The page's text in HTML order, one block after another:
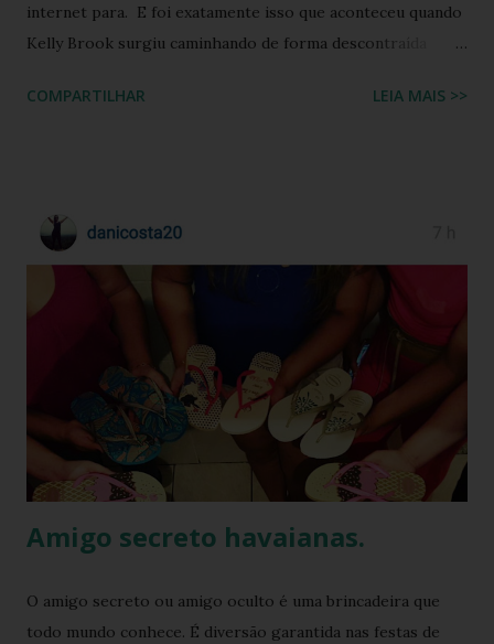
internet para. E foi exatamente isso que aconteceu quando
Kelly Brook surgiu caminhando de forma descontraída
que se tornou rapidamente uma inspiração para fãs de
“estilo real da vida real”: confortável, descomplicado e
que moda não precisa ser cara, extravagante ou complexa e
que até as celebridades mais glamourosas valorizam peças
acessíveis que todo mundo pode ter. Hoje você vai ver por
que esse look viralizou, como a atriz combinou o modelo
Top preto, por que celebridades adoram esse clássico
brasileiro e como você pode reproduzir o visual da Kelly
Brook com facilidade. Vamos mergu...
COMPARTILHAR LEIA MAIS >>
Amigo secreto havaianas.
O amigo secreto ou amigo oculto é uma brincadeira que
todo mundo conhece. É diversão garantida nas festas de